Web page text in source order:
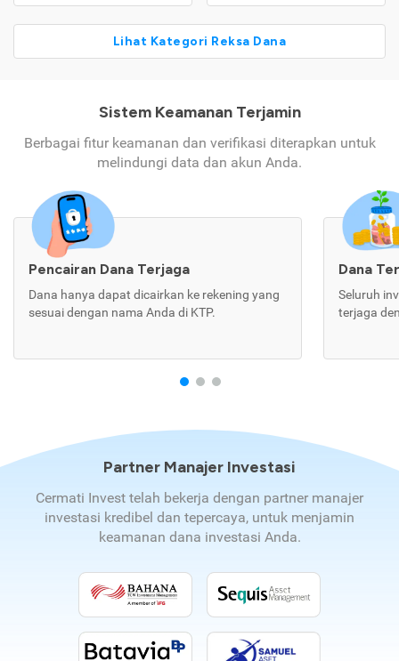
Lihat Kategori Reksa Dana
Sistem Keamanan Terjamin
Berbagai fitur keamanan dan verifikasi diterapkan untuk
melindungi data dan akun Anda.
Pencairan Dana Terjaga
Dana hanya dapat dicairkan ke rekening yang
sesuai dengan nama Anda di KTP.
Dana
Seluruh
terjaga
Partner Manajer Investasi
Cermati Invest telah bekerja dengan partner manajer
investasi kredibel dan tepercaya, untuk menjamin
keamanan dana investasi Anda.